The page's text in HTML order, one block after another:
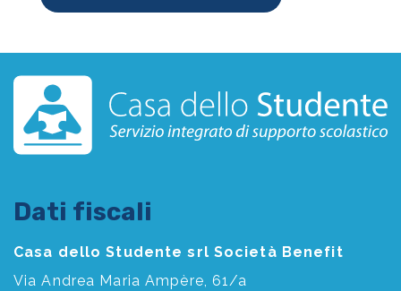
Dati fiscali
Casa dello Studente srl Società Benefit
Via Andrea Maria Ampère, 61/a